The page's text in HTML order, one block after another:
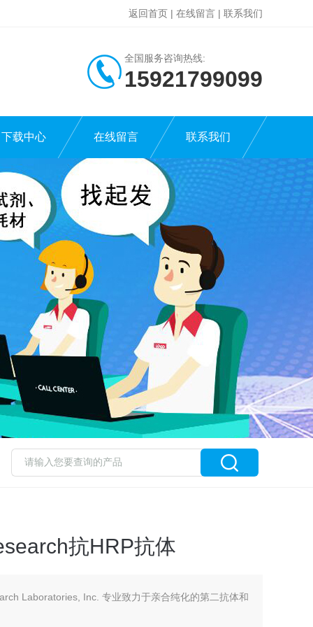
返回首页 | 在线留言 | 联系我们
全国服务咨询热线:
15921799099
下载中心 在线留言 联系我们
抗HRP抗体
Laboratories, Inc. 专业致力于亲合纯化的第二抗体和